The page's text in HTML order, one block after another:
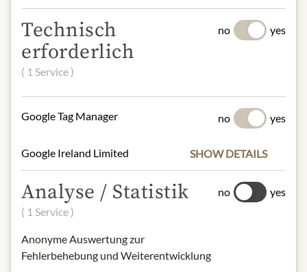
butter, BUTTER PREPARATION
(BUTTER POWDER, MILK PROTEIN,
MILK PERMEATE), low-fat cocoa
powder (2.4%), corn starch, natural
flavouring, emulsifier sunflower
Schalenfrüchten, Mlich, Laktose
NUTRIČNÍ HODNOTY
100g contain on average
Calorific value (energy): 2382kJ /
572kcal
- of which saturated fatty acids
Carbohydrates:
Technisch
erforderlich
( 1 Service )
no yes
Google Tag Manager no yes
Google Ireland Limited SHOW DETAILS
Analyse / Statistik
( 1 Service )
Anonyme Auswertung zur
Fehlerbehebung und Weiterentwicklung
no yes